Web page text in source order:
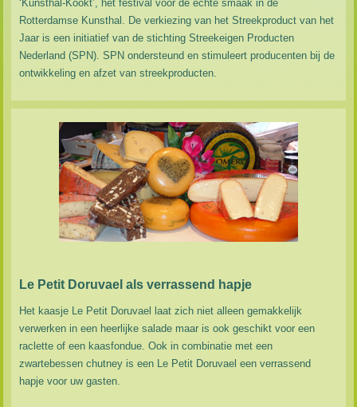
‘Kunsthal-Kookt’, het festival voor de echte smaak in de
Rotterdamse Kunsthal. De verkiezing van het Streekproduct van het
Jaar is een initiatief van de stichting Streekeigen Producten
Nederland (SPN). SPN ondersteund en stimuleert producenten bij de
ontwikkeling en afzet van streekproducten.
Le Petit Doruvael als verrassend hapje
Het kaasje Le Petit Doruvael laat zich niet alleen gemakkelijk
verwerken in een heerlijke salade maar is ook geschikt voor een
raclette of een kaasfondue. Ook in combinatie met een
zwartebessen chutney is een Le Petit Doruvael een verrassend
hapje voor uw gasten.